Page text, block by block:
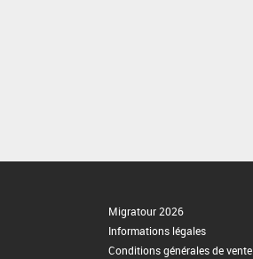
Migratour 2026
Informations légales
Conditions générales de vente